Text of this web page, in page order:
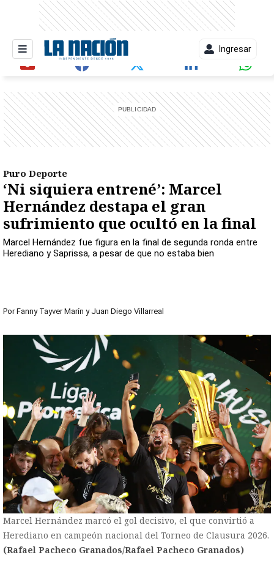
Ingresar
Puro Deporte
‘Ni siquiera entrené’: Marcel
Hernández destapa el gran
sufrimiento que ocultó en la final
Marcel Hernández fue figura en la final de segunda ronda entre
Herediano y Saprissa, a pesar de que no estaba bien
Por Fanny Tayver Marín y Juan Diego Villarreal
Marcel Hernández marcó el gol decisivo, el que convirtió a
Herediano en campeón nacional del Torneo de Clausura 2026.
(Rafael Pacheco Granados/Rafael Pacheco Granados)